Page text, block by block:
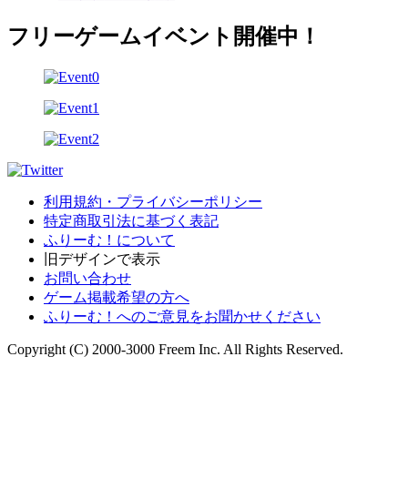
フリーゲームイベント開催中！
利用規約・プライバシーポリシー
特定商取引法に基づく表記
ふりーむ！について
旧デザインで表示
お問い合わせ
ゲーム掲載希望の方へ
ふりーむ！へのご意見をお聞かせください
Copyright (C) 2000-3000 Freem Inc. All Rights Reserved.